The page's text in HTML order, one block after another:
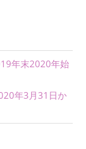
年末2020年始
年3月31日か